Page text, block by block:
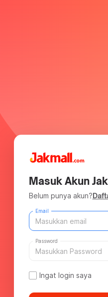
Masuk Akun
Belum punya akun?
Email
Password
Ingat login saya